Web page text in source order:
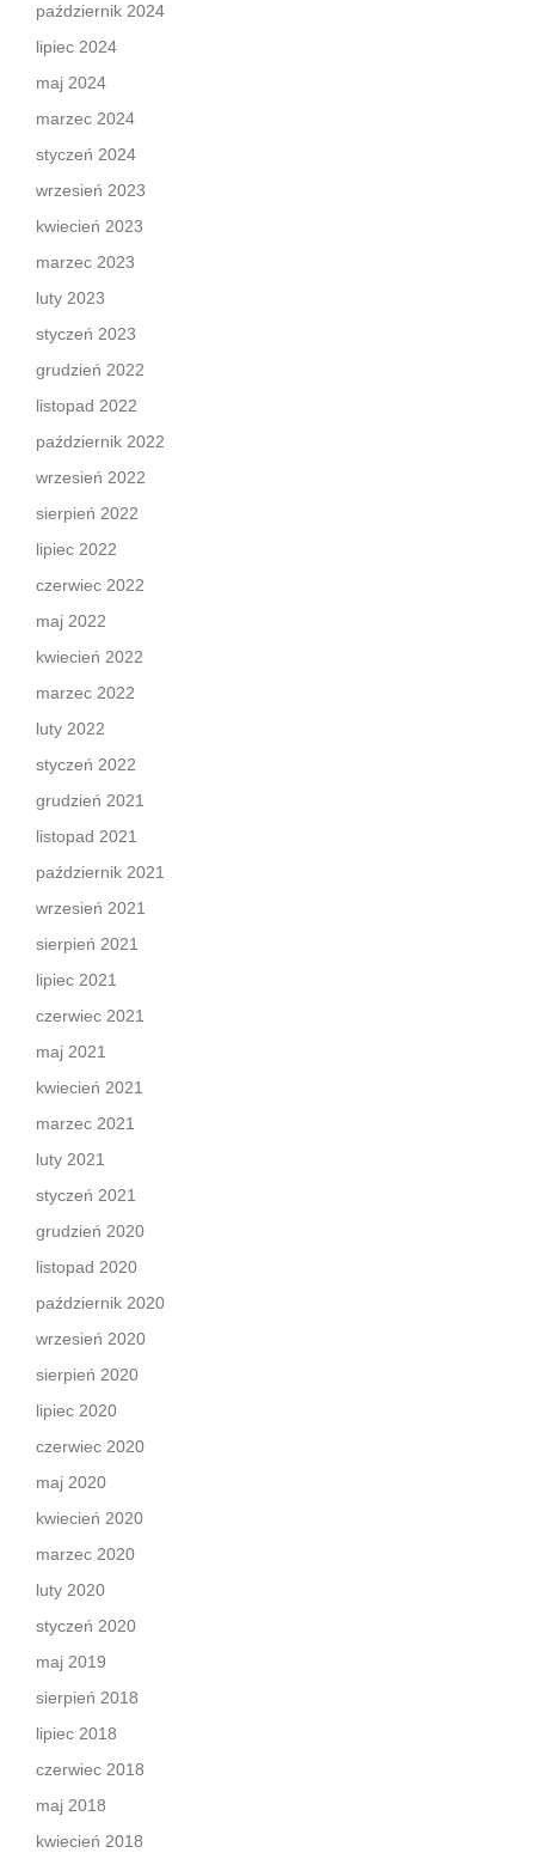
październik 2024
lipiec 2024
maj 2024
marzec 2024
styczeń 2024
wrzesień 2023
kwiecień 2023
marzec 2023
luty 2023
styczeń 2023
grudzień 2022
listopad 2022
październik 2022
wrzesień 2022
sierpień 2022
lipiec 2022
czerwiec 2022
maj 2022
kwiecień 2022
marzec 2022
luty 2022
styczeń 2022
grudzień 2021
listopad 2021
październik 2021
wrzesień 2021
sierpień 2021
lipiec 2021
czerwiec 2021
maj 2021
kwiecień 2021
marzec 2021
luty 2021
styczeń 2021
grudzień 2020
listopad 2020
październik 2020
wrzesień 2020
sierpień 2020
lipiec 2020
czerwiec 2020
maj 2020
kwiecień 2020
marzec 2020
luty 2020
styczeń 2020
maj 2019
sierpień 2018
lipiec 2018
czerwiec 2018
maj 2018
kwiecień 2018